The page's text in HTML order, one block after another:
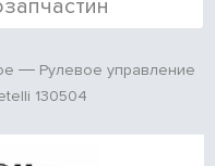
Рулевое управление
130504